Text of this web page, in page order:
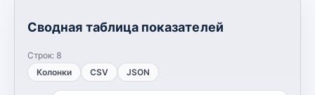
Сводная таблица показателей
Строк: 8
Колонки
CSV JSON